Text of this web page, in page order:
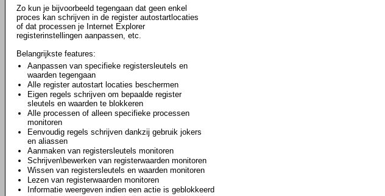
Zo kun je bijvoorbeeld tegengaan dat geen enkel
proces kan schrijven in de register autostartlocaties
of dat processen je Internet Explorer
registerinstellingen aanpassen, etc.
Belangrijkste features:
Aanpassen van specifieke registersleutels en
waarden tegengaan
Alle register autostart locaties beschermen
Eigen regels schrijven om bepaalde register
sleutels en waarden te blokkeren
Alle processen of alleen specifieke processen
monitoren
Eenvoudig regels schrijven dankzij gebruik jokers
en aliassen
Aanmaken van registersleutels monitoren
Schrijven\bewerken van registerwaarden monitoren
Wissen van registersleutels en waarden monitoren
Lezen van registerwaarden monitoren
Informatie weergeven indien een actie is geblokkeerd